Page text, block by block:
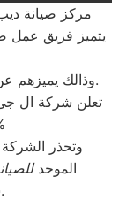
مركز صيانة ديب
وذالك يميزهم عن غيرهم من الفنيين الخاصين بشركات أخري.
تعلن شركة ال
وتحذر
الموحد
ســـــ24ـــــاعة في خدمتك.